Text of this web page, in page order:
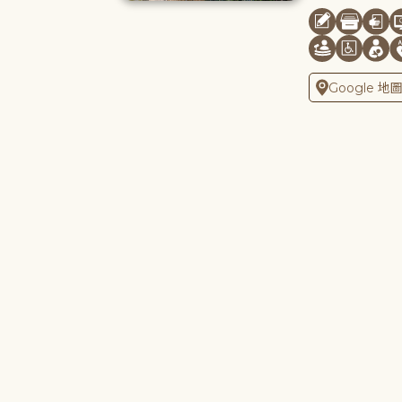
Google 地